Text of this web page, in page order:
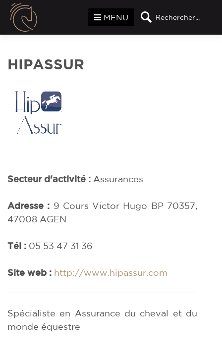
Rechercher...
MENU
HIPASSUR
Secteur d'activité : Assurances
Adresse : 9 Cours Victor Hugo BP 70357,
47008 AGEN
Tél : 05 53 47 31 36
Site web : http://www.hipassur.com
Spécialiste en Assurance du cheval et du
monde équestre
Panneau de gestion des cookies